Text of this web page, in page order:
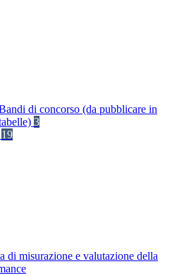
di concorso (da pubblicare in
3
19
di misurazione e valutazione della